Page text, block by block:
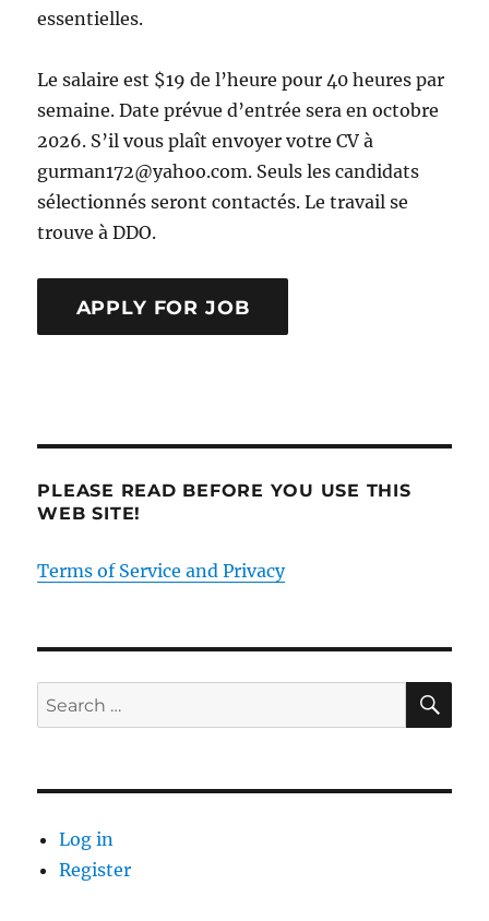
essentielles.
Le salaire est $19 de l’heure pour 40 heures par
semaine. Date prévue d’entrée sera en octobre
2026. S’il vous plaît envoyer votre CV à
gurman172@yahoo.com. Seuls les candidats
sélectionnés seront contactés. Le travail se
trouve à DDO.
PLEASE READ BEFORE YOU USE THIS
WEB SITE!
Terms of Service and Privacy
Search
for:
Log in
Register